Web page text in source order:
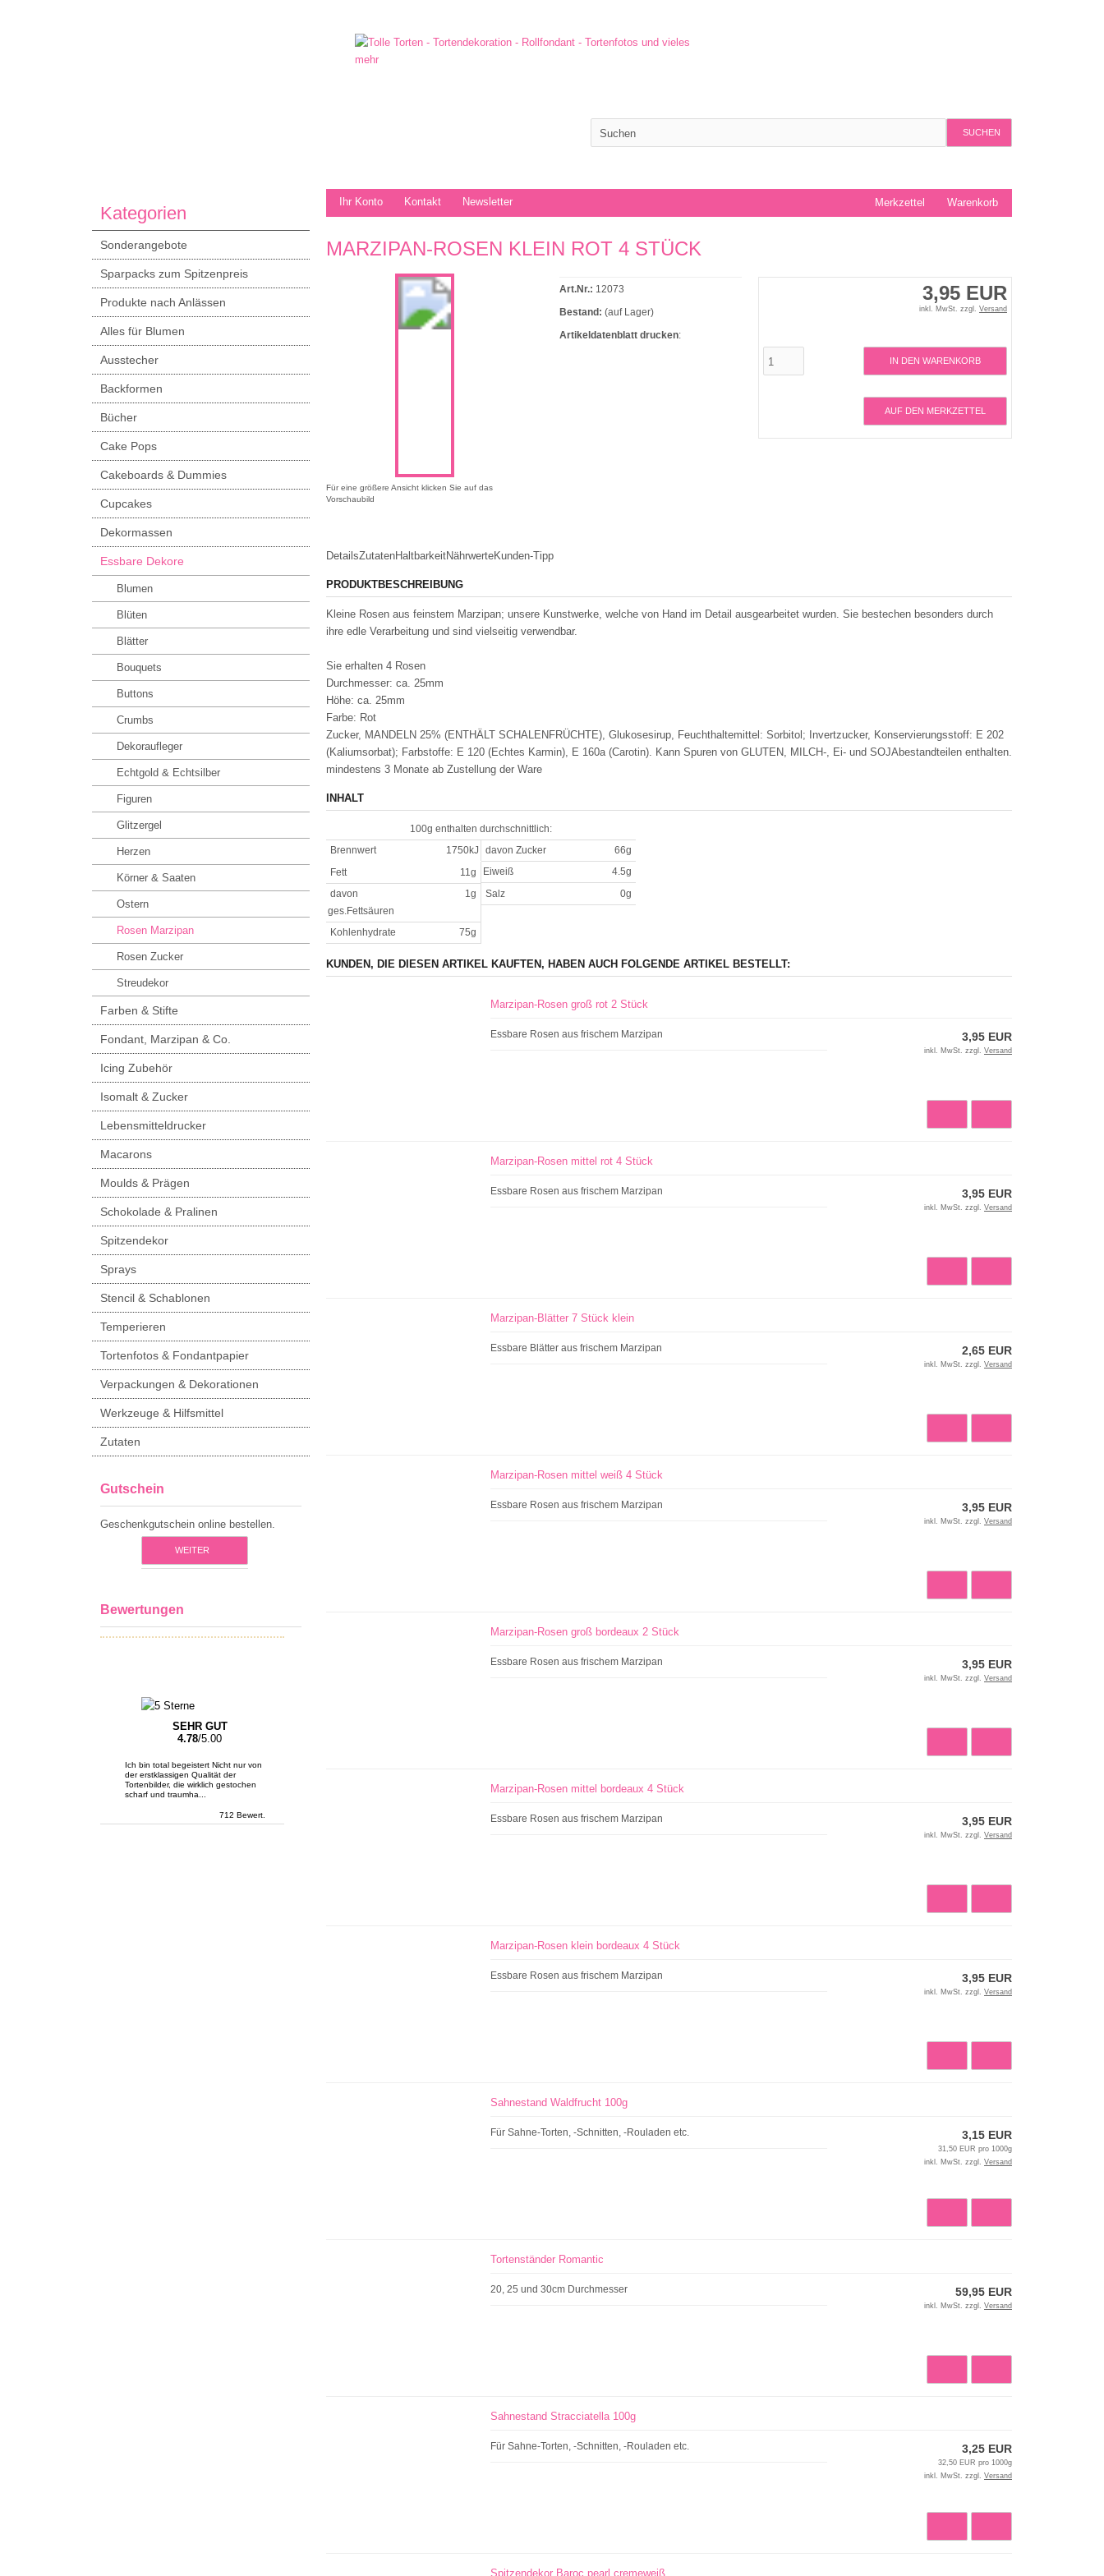
SUCHEN
Ihr Konto Kontakt Newsletter Warenkorb
Merkzettel
MARZIPAN-ROSEN KLEIN ROT 4 STÜCK
Für eine größere Ansicht klicken Sie auf das
Vorschaubild
3,95 EUR
inkl. MwSt. zzgl. Versand
IN DEN WARENKORB
AUF DEN MERKZETTEL
Art.Nr.: 12073
Bestand: (auf Lager)
Artikeldatenblatt drucken:
DetailsZutatenHaltbarkeitNährwerteKunden-Tipp
PRODUKTBESCHREIBUNG
Kleine Rosen aus feinstem Marzipan; unsere Kunstwerke, welche von Hand im Detail ausgearbeitet wurden. Sie bestechen besonders durch
ihre edle Verarbeitung und sind vielseitig verwendbar.
Sie erhalten 4 Rosen
Durchmesser: ca. 25mm
Höhe: ca. 25mm
Farbe: Rot
Zucker, MANDELN 25% (ENTHÄLT SCHALENFRÜCHTE), Glukosesirup, Feuchthaltemittel: Sorbitol; Invertzucker, Konservierungsstoff: E 202
(Kaliumsorbat); Farbstoffe: E 120 (Echtes Karmin), E 160a (Carotin). Kann Spuren von GLUTEN, MILCH-, Ei- und SOJAbestandteilen enthalten.
mindestens 3 Monate ab Zustellung der Ware
INHALT
100g enthalten durchschnittlich:
Brennwert
1750kJ davon Zucker
66g
Fett
11g Eiweiß
4.5g
davon
ges.Fettsäuren
1g Salz 0g
Kohlenhydrate 75g
KUNDEN, DIE DIESEN ARTIKEL KAUFTEN, HABEN AUCH FOLGENDE ARTIKEL BESTELLT:
Marzipan-Rosen groß rot 2 Stück
Essbare Rosen aus frischem Marzipan 3,95 EUR
inkl. MwSt. zzgl. Versand
Marzipan-Rosen mittel rot 4 Stück
Essbare Rosen aus frischem Marzipan 3,95 EUR
inkl. MwSt. zzgl. Versand
Marzipan-Blätter 7 Stück klein
Essbare Blätter aus frischem Marzipan 2,65 EUR
inkl. MwSt. zzgl. Versand
Marzipan-Rosen mittel weiß 4 Stück
Essbare Rosen aus frischem Marzipan 3,95 EUR
inkl. MwSt. zzgl. Versand
Marzipan-Rosen groß bordeaux 2 Stück
Essbare Rosen aus frischem Marzipan 3,95 EUR
inkl. MwSt. zzgl. Versand
Marzipan-Rosen mittel bordeaux 4 Stück
Essbare Rosen aus frischem Marzipan 3,95 EUR
inkl. MwSt. zzgl. Versand
Marzipan-Rosen klein bordeaux 4 Stück
Essbare Rosen aus frischem Marzipan 3,95 EUR
inkl. MwSt. zzgl. Versand
Sahnestand Waldfrucht 100g
Für Sahne-Torten, -Schnitten, -Rouladen etc. 3,15 EUR
31,50 EUR pro 1000g
inkl. MwSt. zzgl. Versand
Tortenständer Romantic
20, 25 und 30cm Durchmesser 59,95 EUR
inkl. MwSt. zzgl. Versand
Sahnestand Stracciatella 100g
Für Sahne-Torten, -Schnitten, -Rouladen etc. 3,25 EUR
32,50 EUR pro 1000g
inkl. MwSt. zzgl. Versand
Spitzendekor Baroc pearl cremeweiß
Kategorien
Sonderangebote
Sparpacks zum Spitzenpreis
Produkte nach Anlässen
Alles für Blumen
Ausstecher
Backformen
Bücher
Cake Pops
Cakeboards & Dummies
Cupcakes
Dekormassen
Essbare Dekore
Blumen
Blüten
Blätter
Bouquets
Buttons
Crumbs
Dekoraufleger
Echtgold & Echtsilber
Figuren
Glitzergel
Herzen
Körner & Saaten
Ostern
Rosen Marzipan
Rosen Zucker
Streudekor
Farben & Stifte
Fondant, Marzipan & Co.
Icing Zubehör
Isomalt & Zucker
Lebensmitteldrucker
Macarons
Moulds & Prägen
Schokolade & Pralinen
Spitzendekor
Sprays
Stencil & Schablonen
Temperieren
Tortenfotos & Fondantpapier
Verpackungen & Dekorationen
Werkzeuge & Hilfsmittel
Zutaten
Gutschein
Geschenkgutschein online bestellen.
WEITER
Bewertungen
SEHR GUT
4.78/5.00
Ich bin total begeistert Nicht nur von
der erstklassigen Qualität der
Tortenbilder, die wirklich gestochen
scharf und traumha...
712 Bewert.